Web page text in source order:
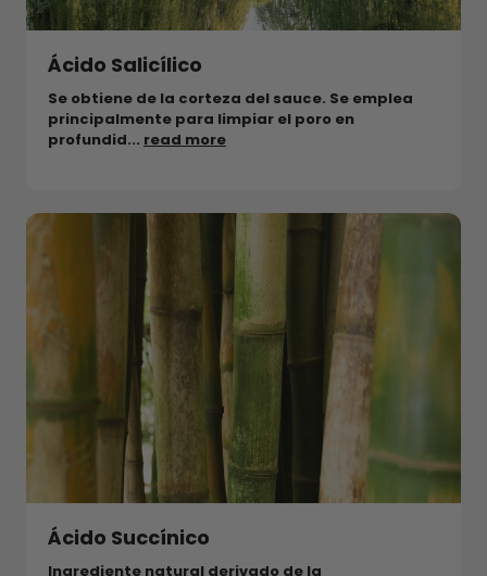
Ácido Salicílico
Se obtiene de la corteza del sauce. Se emplea
principalmente para limpiar el poro en
profundid... read more
Ácido Succínico
Ingrediente natural derivado de la